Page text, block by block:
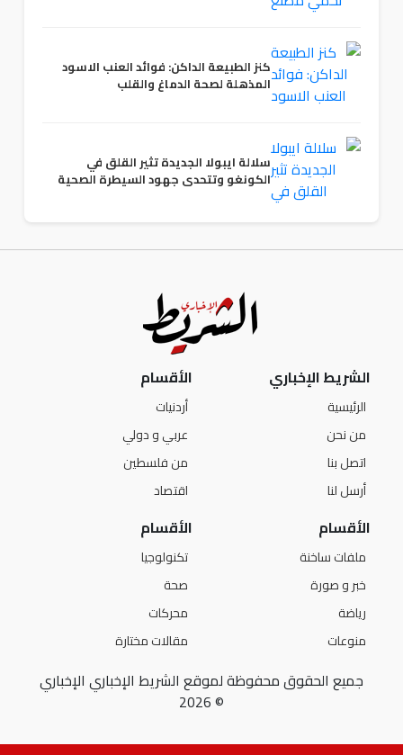
كنز الطبيعة الداكن: فوائد العنب الاسود
المذهلة لصحة الدماغ والقلب
سلالة ايبولا الجديدة تثير القلق في
الكونغو وتتحدى جهود السيطرة الصحية
الشريط الإخباري
الرئيسية
من نحن
اتصل بنا
أرسل لنا
الأقسام
أردنيات
عربي و دولي
من فلسطين
اقتصاد
الأقسام
ملفات ساخنة
خبر و صورة
رياضة
منوعات
الأقسام
تكنولوجيا
صحة
محركات
مقالات مختارة
جميع الحقوق محفوظة لموقع الشريط الإخباري الإخباري
© 2026